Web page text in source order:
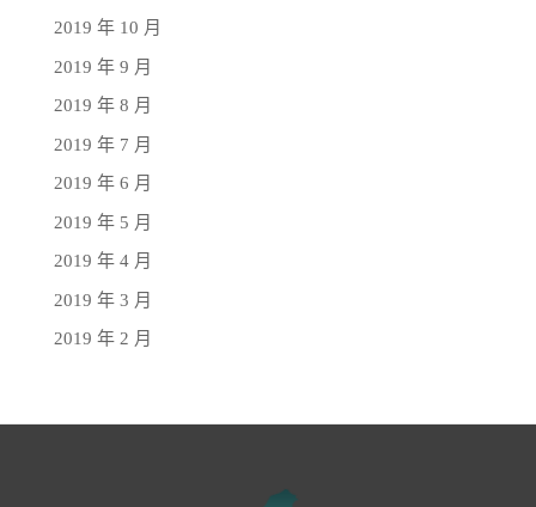
2019 年 10 月
2019 年 9 月
2019 年 8 月
2019 年 7 月
2019 年 6 月
2019 年 5 月
2019 年 4 月
2019 年 3 月
2019 年 2 月